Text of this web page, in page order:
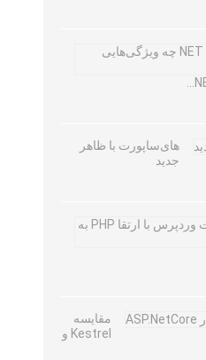
های‌ساپورت با ظاهر
جدید
مقایسه
Kestrel و